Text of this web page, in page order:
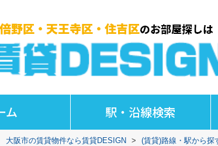
ム 駅・沿線検索
大阪市の賃貸物件なら賃貸DESIGN > (賃貸)路線・駅から探